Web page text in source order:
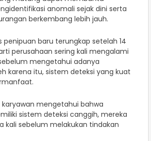
anomali sejak dini serta
berkembang lebih jauh.
penipuan baru terungkap setelah 14
perusahaan sering kali mengalami
mengetahui adanya
karena itu, sistem deteksi yang kuat
karyawan mengetahui bahwa
sistem deteksi canggih, mereka
kali sebelum melakukan tindakan